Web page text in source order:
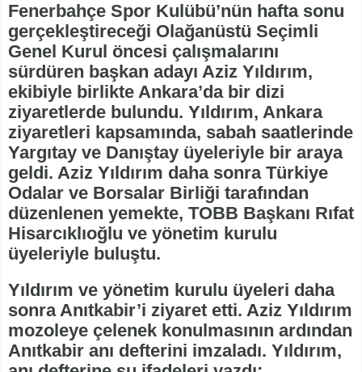
Fenerbahçe Spor Kulübü’nün hafta sonu
gerçekleştireceği Olağanüstü Seçimli
Genel Kurul öncesi çalışmalarını
sürdüren başkan adayı Aziz Yıldırım,
ekibiyle birlikte Ankara’da bir dizi
ziyaretlerde bulundu. Yıldırım, Ankara
ziyaretleri kapsamında, sabah saatlerinde
Yargıtay ve Danıştay üyeleriyle bir araya
geldi. Aziz Yıldırım daha sonra Türkiye
Odalar ve Borsalar Birliği tarafından
düzenlenen yemekte, TOBB Başkanı Rıfat
Hisarcıklıoğlu ve yönetim kurulu
üyeleriyle buluştu.
Yıldırım ve yönetim kurulu üyeleri daha
sonra Anıtkabir’i ziyaret etti. Aziz Yıldırım
mozoleye çelenek konulmasının ardından
Anıtkabir anı defterini imzaladı. Yıldırım,